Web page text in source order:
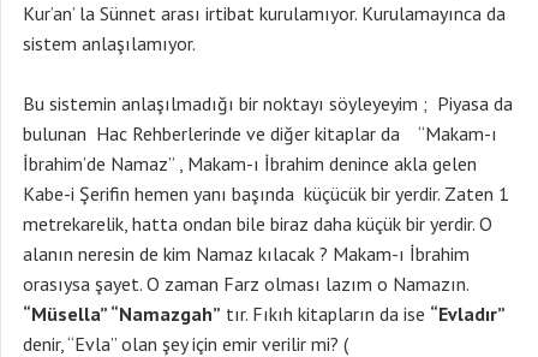
Kur’an’ la Sünnet arası irtibat kurulamıyor. Kurulamayınca da
sistem anlaşılamıyor.
Bu sistemin anlaşılmadığı bir noktayı söyleyeyim ; Piyasa da
bulunan Hac Rehberlerinde ve diğer kitaplar da “Makam-ı
İbrahim’de Namaz” , Makam-ı İbrahim denince akla gelen
Kabe-i Şerifin hemen yanı başında küçücük bir yerdir. Zaten 1
metrekarelik, hatta ondan bile biraz daha küçük bir yerdir. O
alanın neresin de kim Namaz kılacak ? Makam-ı İbrahim
orasıysa şayet. O zaman Farz olması lazım o Namazın.
“Müsella” “Namazgah” tır. Fıkıh kitapların da ise “Evladır”
denir, “Evla” olan şey için emir verilir mi? (